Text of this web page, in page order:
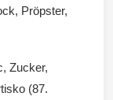
Pröpster,
Zucker,
(87.